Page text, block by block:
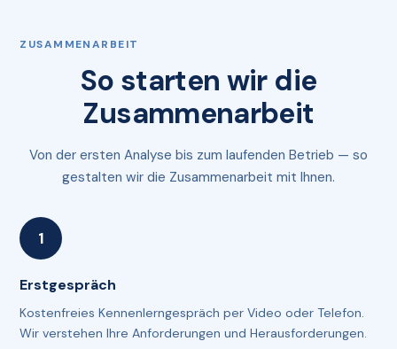
ZUSAMMENARBEIT
So starten wir die
Zusammenarbeit
Von der ersten Analyse bis zum laufenden Betrieb — so
gestalten wir die Zusammenarbeit mit Ihnen.
Erstgespräch
Kostenfreies Kennenlerngespräch per Video oder Telefon.
Wir verstehen Ihre Anforderungen und Herausforderungen.